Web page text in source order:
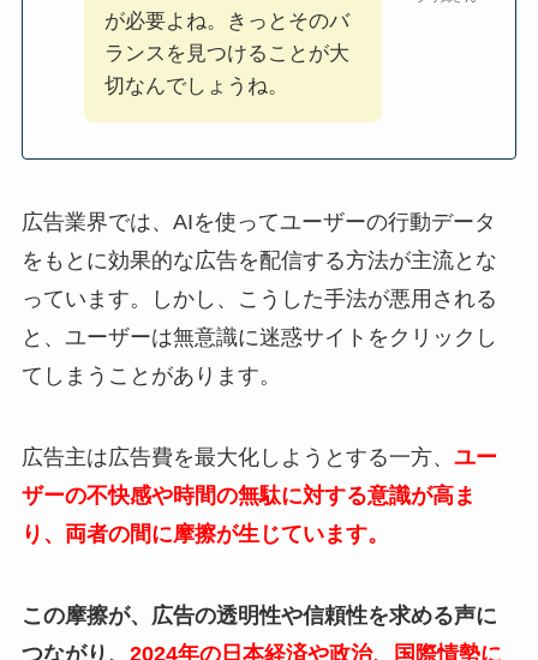
が必要よね。きっとそのバ
ランスを見つけることが大
切なんでしょうね。
広告業界では、AIを使ってユーザーの行動データ
をもとに効果的な広告を配信する方法が主流とな
っています。しかし、こうした手法が悪用される
と、ユーザーは無意識に迷惑サイトをクリックし
てしまうことがあります。
広告主は広告費を最大化しようとする一方、 ユー
ザーの不快感や時間の無駄に対する意識が高ま
り、両者の間に摩擦が生じています。
この摩擦が、広告の透明性や信頼性を求める声に
つながり、 2024年の日本経済や政治、国際情勢に